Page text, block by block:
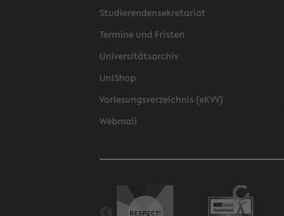
Studierendensekretariat
Termine und Fristen
Universitätsarchiv
UniShop
Vorlesungsverzeichnis (eKVV)
Webmail